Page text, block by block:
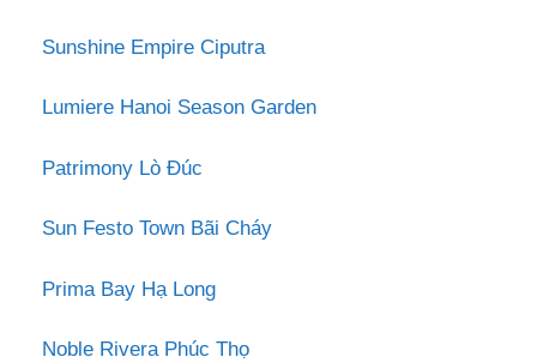
Sunshine Empire Ciputra
Lumiere Hanoi Season Garden
Patrimony Lò Đúc
Sun Festo Town Bãi Cháy
Prima Bay Hạ Long
Noble Rivera Phúc Thọ